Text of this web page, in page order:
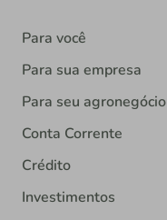
Para você
Para sua empresa
Para seu agronegócio
Conta Corrente
Crédito
Investimentos